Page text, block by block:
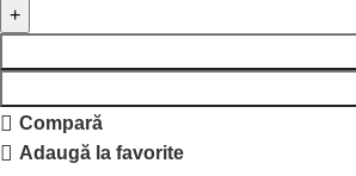
Compară
Adaugă la favorite